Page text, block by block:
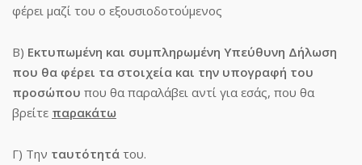
φέρει μαζί του ο εξουσιοδοτούμενος
Β) Εκτυπωμένη και συμπληρωμένη Υπεύθυνη Δήλωση
που θα φέρει τα στοιχεία και την υπογραφή του
προσώπου που θα παραλάβει αντί για εσάς, που θα
βρείτε παρακάτω
Γ) Την ταυτότητά του.